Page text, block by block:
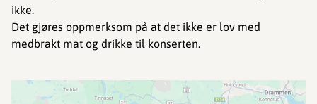
ikke.
Det gjøres oppmerksom på at det ikke er lov med
medbrakt mat og drikke til konserten.